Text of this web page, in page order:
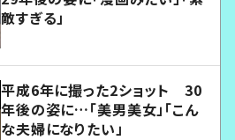
敵すぎる」
平成6年に撮った2ショット 30
年後の姿に…「美男美女」「こん
な夫婦になりたい」